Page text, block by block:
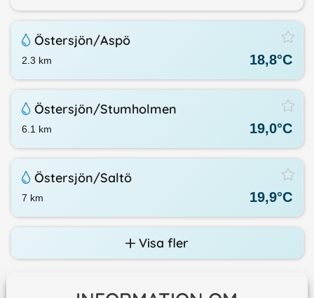
Östersjön/​Aspö
2.3 km 18,8°C
Östersjön/​Stumholmen
6.1 km 19,0°C
Östersjön/​Saltö
7 km 19,9°C
Visa fler